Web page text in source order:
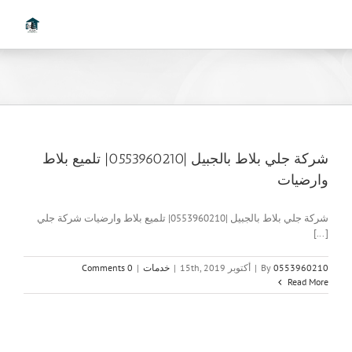
شركة جلي بلاط بالجبيل |0553960210| تلميع بلاط
وارضيات
شركة جلي بلاط بالجبيل |0553960210| تلميع بلاط وارضيات شركة جلي
[...]
By 0553960210
| أكتوبر 15th, 2019 | خدمات |
0 Comments
Read More